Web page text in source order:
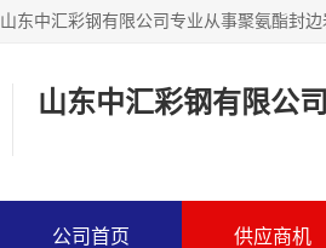
山东中汇彩钢有限公司
公司首页 供应商机